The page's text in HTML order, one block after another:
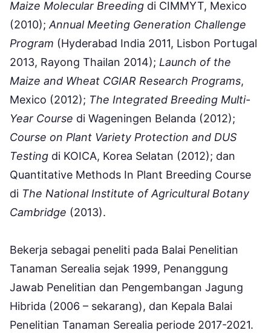
Maize Molecular Breeding di CIMMYT, Mexico
(2010); Annual Meeting Generation Challenge
Program (Hyderabad India 2011, Lisbon Portugal
2013, Rayong Thailan 2014); Launch of the
Maize and Wheat CGIAR Research Programs,
Mexico (2012); The Integrated Breeding Multi-
Year Course di Wageningen Belanda (2012);
Course on Plant Variety Protection and DUS
Testing di KOICA, Korea Selatan (2012); dan
Quantitative Methods In Plant Breeding Course
di The National Institute of Agricultural Botany
Cambridge (2013).
Bekerja sebagai peneliti pada Balai Penelitian
Tanaman Serealia sejak 1999, Penanggung
Jawab Penelitian dan Pengembangan Jagung
Hibrida (2006 – sekarang), dan Kepala Balai
Penelitian Tanaman Serealia periode 2017-2021.